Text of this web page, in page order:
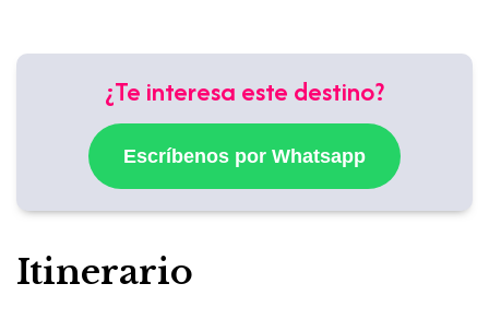
¿Te interesa este destino?
Escríbenos por Whatsapp
Itinerario